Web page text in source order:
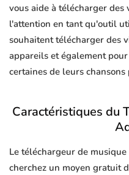
vous aide à télécharger
l'attention en tant qu'outil
souhaitent télécharger des
appareils et également
certaines de leurs
Caractéristiques du
Le téléchargeur de
cherchez un moyen gratuit